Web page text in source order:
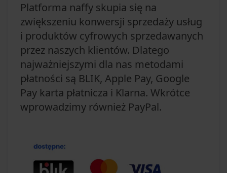
Platforma naffy skupia się na
zwiększeniu konwersji sprzedaży usług
i produktów cyfrowych sprzedawanych
przez naszych klientów. Dlatego
najważniejszymi dla nas metodami
płatności są BLIK, Apple Pay, Google
Pay karta płatnicza i Klarna. Wkrótce
wprowadzimy również PayPal.